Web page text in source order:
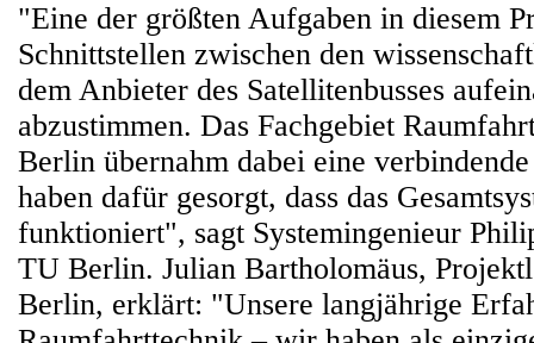
"Eine der größten Aufgaben in diesem
Schnittstellen zwischen den
dem Anbieter des Satellitenbusses
abzustimmen. Das Fachgebiet
Berlin übernahm dabei eine
haben dafür gesorgt, dass das
funktioniert", sagt Systemingenieur
TU Berlin. Julian Bartholomäus,
Berlin, erklärt: "Unsere langjährige